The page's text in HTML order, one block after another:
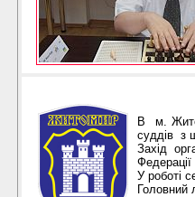
В м.
суддів з
Захід
У роботі
Головний